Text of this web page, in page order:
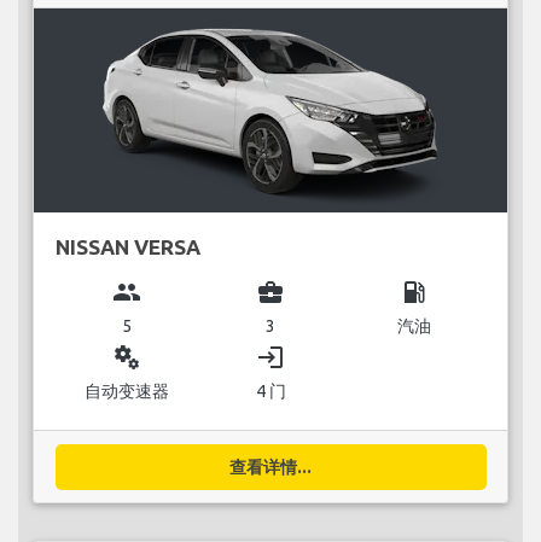
NISSAN VERSA
group
5
business_center
3
local_gas_station
汽油
miscellaneous_services
自动变速器
login
4 门
查看详情...